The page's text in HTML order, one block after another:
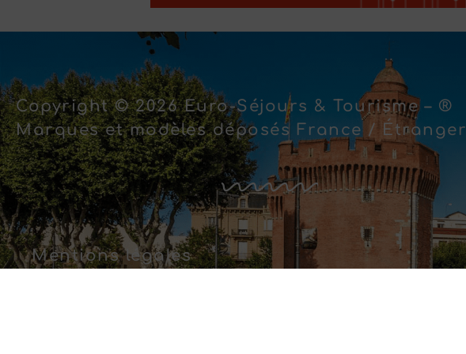
Copyright © 2026 Euro-Séjours & Tourisme – ®
Marques et modèles déposés France / Étranger
Mentions légales